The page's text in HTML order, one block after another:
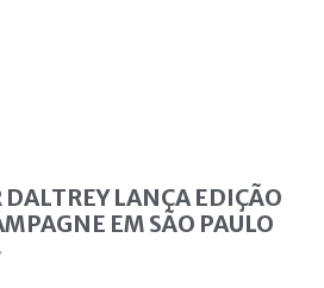
LANÇA EDIÇÃO
EM SÃO PAULO